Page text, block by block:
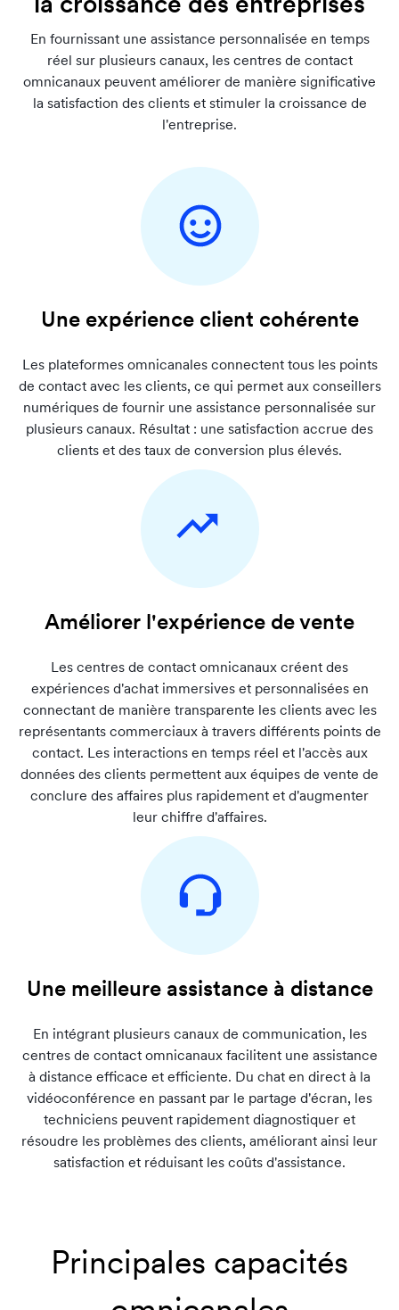
En fournissant une assistance personnalisée en temps
réel sur plusieurs canaux, les centres de contact
omnicanaux peuvent améliorer de manière significative
la satisfaction des clients et stimuler la croissance de
l'entreprise.
Une expérience client cohérente
Les plateformes omnicanales connectent tous les points
de contact avec les clients, ce qui permet aux conseillers
numériques de fournir une assistance personnalisée sur
plusieurs canaux. Résultat : une satisfaction accrue des
clients et des taux de conversion plus élevés.
Améliorer l'expérience de vente
Les centres de contact omnicanaux créent des
expériences d'achat immersives et personnalisées en
connectant de manière transparente les clients avec les
représentants commerciaux à travers différents points de
contact. Les interactions en temps réel et l'accès aux
données des clients permettent aux équipes de vente de
conclure des affaires plus rapidement et d'augmenter
leur chiffre d'affaires.
Une meilleure assistance à distance
En intégrant plusieurs canaux de communication, les
centres de contact omnicanaux facilitent une assistance
à distance efficace et efficiente. Du chat en direct à la
vidéoconférence en passant par le partage d'écran, les
techniciens peuvent rapidement diagnostiquer et
résoudre les problèmes des clients, améliorant ainsi leur
satisfaction et réduisant les coûts d'assistance.
Principales capacités